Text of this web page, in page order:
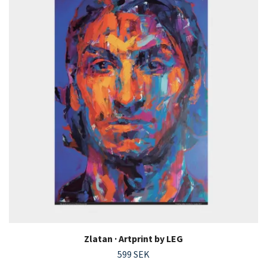
Zlatan · Artprint by LEG
599 SEK